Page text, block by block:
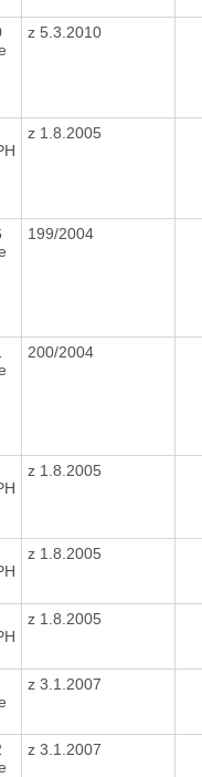
z 5.3.2010
z 1.8.2005
199/2004
200/2004
z 1.8.2005
z 1.8.2005
z 1.8.2005
z 3.1.2007
z 3.1.2007